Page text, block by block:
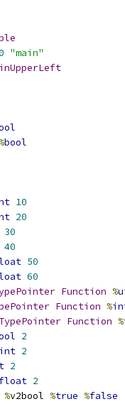
"main"
%bool
10
20
30
40
50
60
Function %
Function %
Function %
2
2
2
float 2
%v2bool %true %false